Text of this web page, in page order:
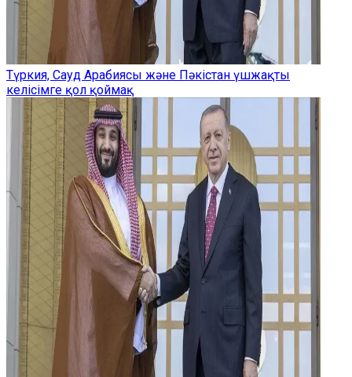
Түркия, Сауд Арабиясы және Пәкістан үшжақты
келісімге қол қоймақ